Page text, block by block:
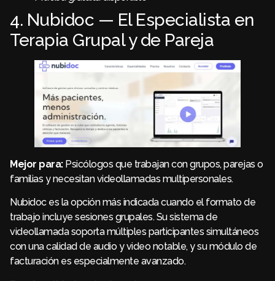
4. Nubidoc — El Especialista en
Terapia Grupal y de Pareja
Mejor para:Psicólogos que trabajan con grupos, parejas o
familias y necesitan videollamadas multipersonales.
Nubidoc es la opción más indicada cuando el formato de
trabajo incluye sesiones grupales. Su sistema de
videollamada soporta múltiples participantes simultáneos
con una calidad de audio y video notable, y su módulo de
facturación es especialmente avanzado.